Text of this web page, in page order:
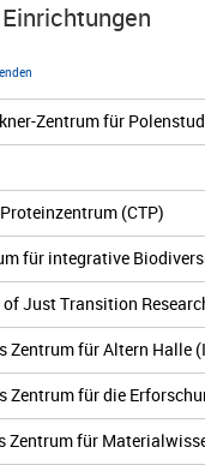
Zentrum für
(CTP)
für integrative
of Just Transition
Zentrum für Altern Halle
Zentrum für die
Zentrum für